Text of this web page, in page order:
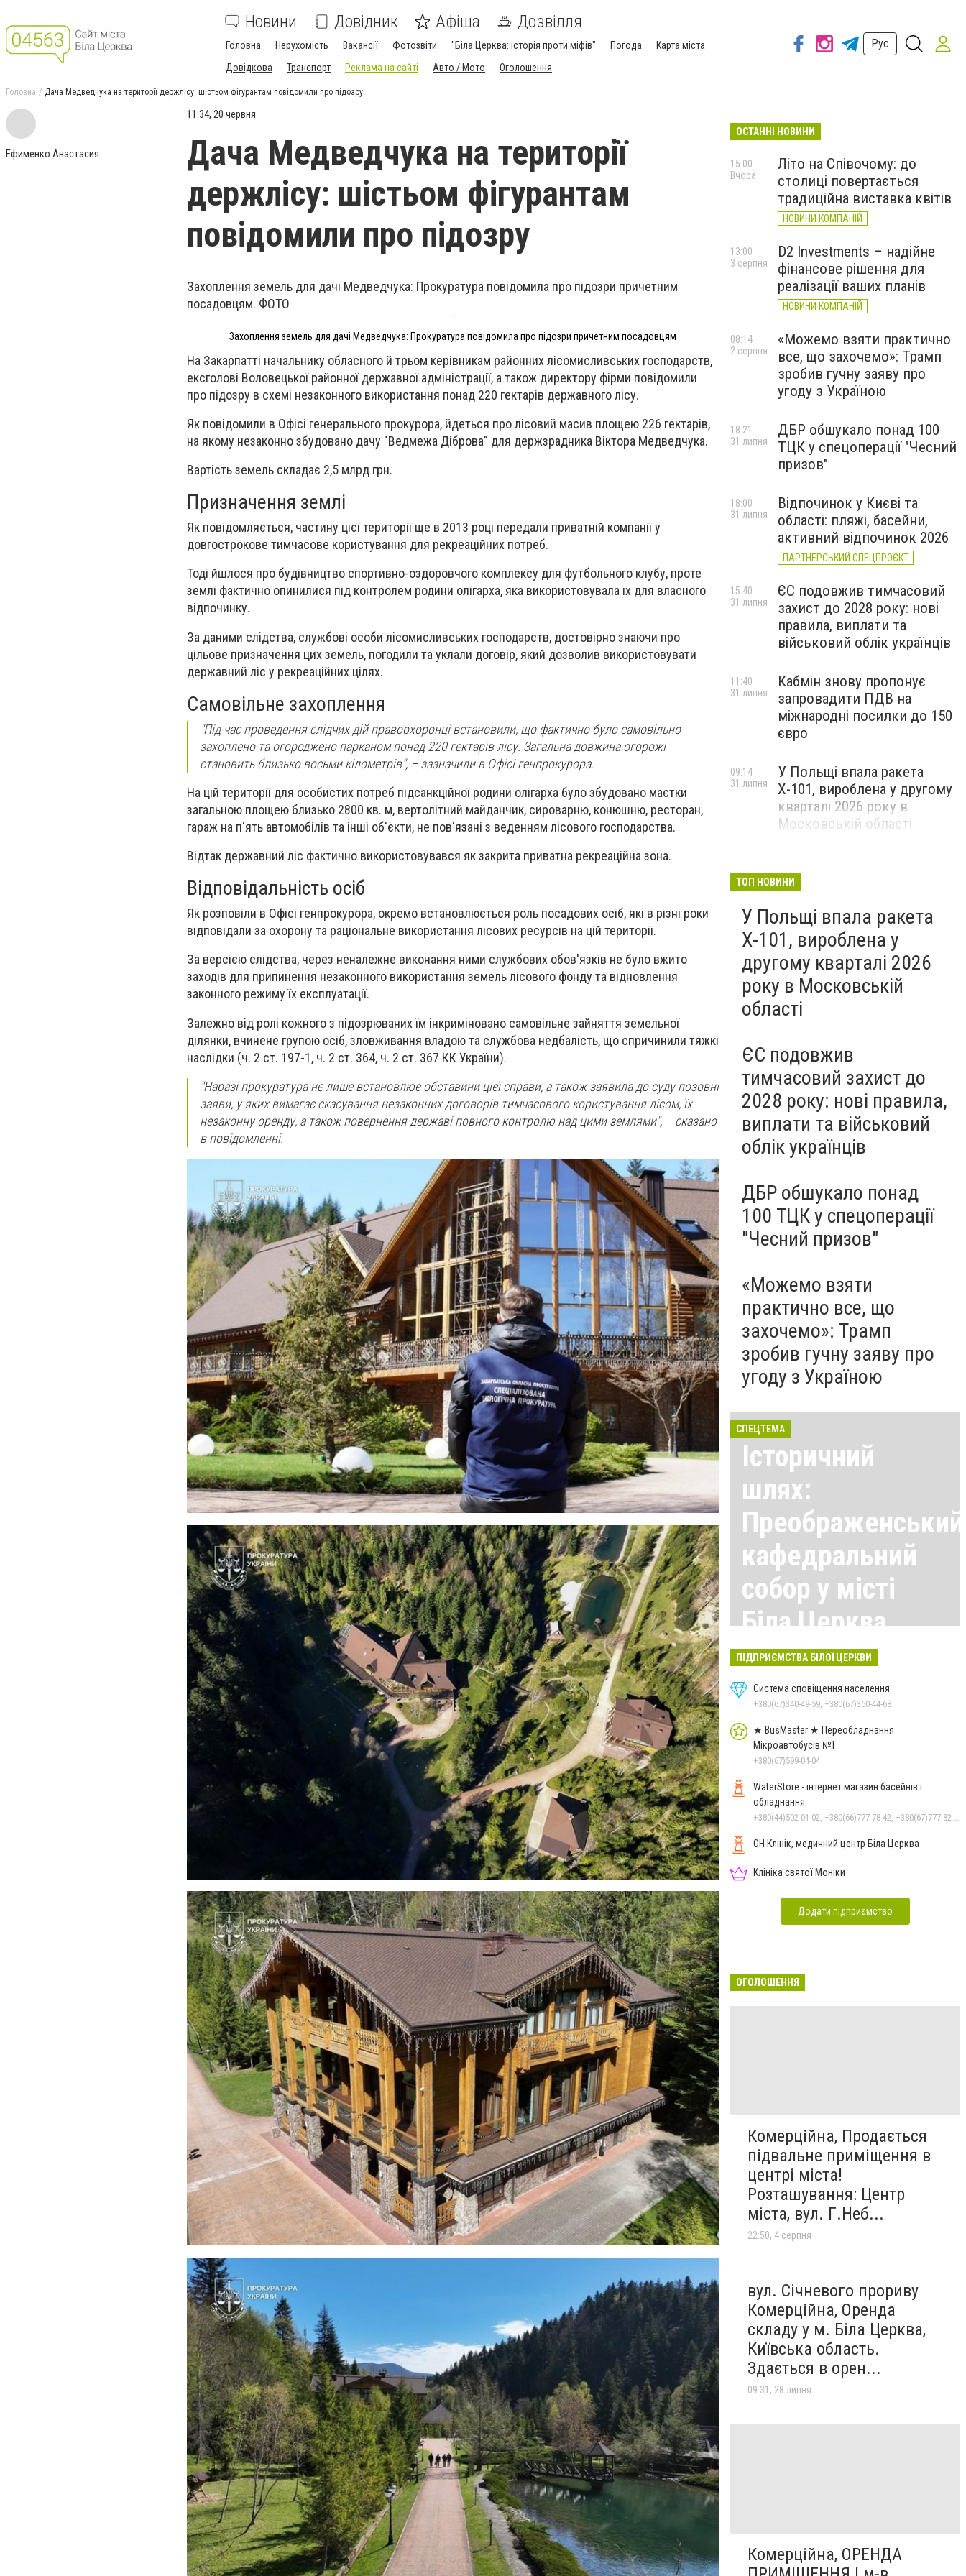
Новини Довідник Афіша Дозвілля
Головна Нерухомість Вакансії Фотозвіти "Біла Церква: історія проти міфів" Погода
Карта міста
Довідкова
Транспорт Реклама на сайті Авто / Мото Оголошення
Рус
Головна Дача Медведчука на території держлісу: шістьом фігурантам повідомили про підозру
Ефименко Анастасия
11:34, 20 червня
Дача Медведчука на території
держлісу: шістьом фігурантам
повідомили про підозру
Захоплення земель для дачі Медведчука: Прокуратура повідомила про підозри причетним
посадовцям. ФОТО
Захоплення земель для дачі Медведчука: Прокуратура повідомила про підозри причетним посадовцям
На Закарпатті начальнику обласного й трьом керівникам районних лісомисливських господарств,
ексголові Воловецької районної державної адміністрації, а також директору фірми повідомили
про підозру в схемі незаконного використання понад 220 гектарів державного лісу.
Як повідомили в Офісі генерального прокурора, йдеться про лісовий масив площею 226 гектарів,
на якому незаконно збудовано дачу "Ведмежа Діброва" для держзрадника Віктора Медведчука.
Вартість земель складає 2,5 млрд грн.
Призначення землі
Як повідомляється, частину цієї території ще в 2013 році передали приватній компанії у
довгострокове тимчасове користування для рекреаційних потреб.
Тоді йшлося про будівництво спортивно-оздоровчого комплексу для футбольного клубу, проте
землі фактично опинилися під контролем родини олігарха, яка використовувала їх для власного
відпочинку.
За даними слідства, службові особи лісомисливських господарств, достовірно знаючи про
цільове призначення цих земель, погодили та уклали договір, який дозволив використовувати
державний ліс у рекреаційних цілях.
Самовільне захоплення
"Під час проведення слідчих дій правоохоронці встановили, що фактично було самовільно
захоплено та огороджено парканом понад 220 гектарів лісу. Загальна довжина огорожі
становить близько восьми кілометрів", – зазначили в Офісі генпрокурора.
На цій території для особистих потреб підсанкційної родини олігарха було збудовано маєтки
загальною площею близько 2800 кв. м, вертолітний майданчик, сироварню, конюшню, ресторан,
гараж на п'ять автомобілів та інші об'єкти, не пов'язані з веденням лісового господарства.
Відтак державний ліс фактично використовувався як закрита приватна рекреаційна зона.
Відповідальність осіб
Як розповіли в Офісі генпрокурора, окремо встановлюється роль посадових осіб, які в різні роки
відповідали за охорону та раціональне використання лісових ресурсів на цій території.
За версією слідства, через неналежне виконання ними службових обов'язків не було вжито
заходів для припинення незаконного використання земель лісового фонду та відновлення
законного режиму їх експлуатації.
Залежно від ролі кожного з підозрюваних їм інкриміновано самовільне зайняття земельної
ділянки, вчинене групою осіб, зловживання владою та службова недбалість, що спричинили тяжкі
наслідки (ч. 2 ст. 197-1, ч. 2 ст. 364, ч. 2 ст. 367 КК України).
"Наразі прокуратура не лише встановлює обставини цієї справи, а також заявила до суду позовні
заяви, у яких вимагає скасування незаконних договорів тимчасового користування лісом, їх
незаконну оренду, а також повернення державі повного контролю над цими землями", – сказано
в повідомленні.
ОСТАННІ НОВИНИ
Літо на Співочому: до
столиці повертається
традиційна виставка квітів
НОВИНИ КОМПАНІЙ
15:00
Вчора
D2 Investments – надійне
фінансове рішення для
реалізації ваших планів
НОВИНИ КОМПАНІЙ
13:00
3 серпня
«Можемо взяти практично
все, що захочемо»: Трамп
зробив гучну заяву про
угоду з Україною
08:14
2 серпня
ДБР обшукало понад 100
ТЦК у спецоперації "Чесний
призов"
18:21
31 липня
Відпочинок у Києві та
області: пляжі, басейни,
активний відпочинок 2026
ПАРТНЕРСЬКИЙ СПЕЦПРОЄКТ
18:00
31 липня
ЄС подовжив тимчасовий
захист до 2028 року: нові
правила, виплати та
військовий облік українців
15:40
31 липня
Кабмін знову пропонує
запровадити ПДВ на
міжнародні посилки до 150
євро
11:40
31 липня
У Польщі впала ракета
Х-101, вироблена у другому
кварталі 2026 року в
Московській області
09:14
31 липня
ТОП НОВИНИ
У Польщі впала ракета
Х-101, вироблена у
другому кварталі 2026
року в Московській
області
ЄС подовжив
тимчасовий захист до
2028 року: нові правила,
виплати та військовий
облік українців
ДБР обшукало понад
100 ТЦК у спецоперації
"Чесний призов"
«Можемо взяти
практично все, що
захочемо»: Трамп
зробив гучну заяву про
угоду з Україною
СПЕЦТЕМА
Історичний
шлях:
Преображенський
кафедральний
собор у місті
Біла Церква
Всі матеріали тут
ПІДПРИЄМСТВА БІЛОЇ ЦЕРКВИ
Система сповіщення населення
+380(67)340-49-59, +380(67)350-44-68
★ BusMaster ★ Переобладнання
Мікроавтобусів №1
+380(67)599-04-04
WaterStore - інтернет магазин басейнів і
обладнання
ОН Клінік, медичний центр Біла Церква
Клініка святої Моніки
Додати підприємство
ОГОЛОШЕННЯ
Комерційна, Продається
підвальне приміщення в
центрі міста!
Розташування: Центр
міста, вул. Г.Неб...
22:50, 4 серпня
вул. Січневого прориву
Комерційна, Оренда
складу у м. Біла Церква,
Київська область.
Здається в орен...
09:31, 28 липня
Комерційна, ОРЕНДА